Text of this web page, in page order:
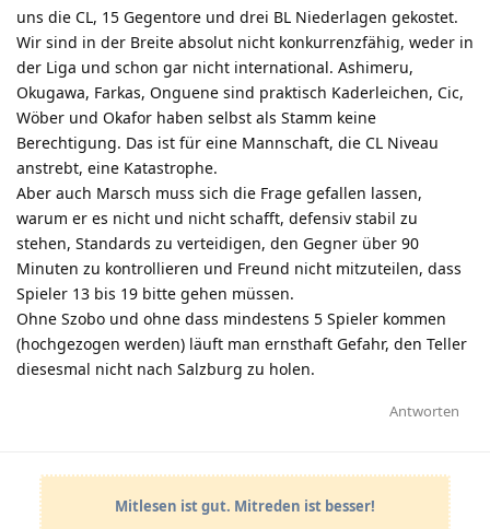
uns die CL, 15 Gegentore und drei BL Niederlagen gekostet.
Wir sind in der Breite absolut nicht konkurrenzfähig, weder in
der Liga und schon gar nicht international. Ashimeru,
Okugawa, Farkas, Onguene sind praktisch Kaderleichen, Cic,
Wöber und Okafor haben selbst als Stamm keine
Berechtigung. Das ist für eine Mannschaft, die CL Niveau
anstrebt, eine Katastrophe.
Aber auch Marsch muss sich die Frage gefallen lassen,
warum er es nicht und nicht schafft, defensiv stabil zu
stehen, Standards zu verteidigen, den Gegner über 90
Minuten zu kontrollieren und Freund nicht mitzuteilen, dass
Spieler 13 bis 19 bitte gehen müssen.
Ohne Szobo und ohne dass mindestens 5 Spieler kommen
(hochgezogen werden) läuft man ernsthaft Gefahr, den Teller
diesesmal nicht nach Salzburg zu holen.
Antworten
Mitlesen ist gut. Mitreden ist besser!